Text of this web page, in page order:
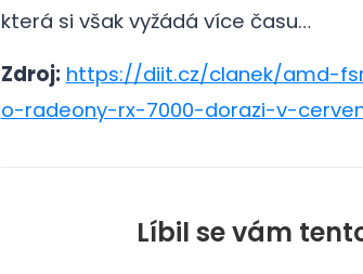
která si však vyžádá více času…
Zdroj: https://diit.cz/clanek/amd-
o-radeony-rx-7000-dorazi-v-
Líbil se vám